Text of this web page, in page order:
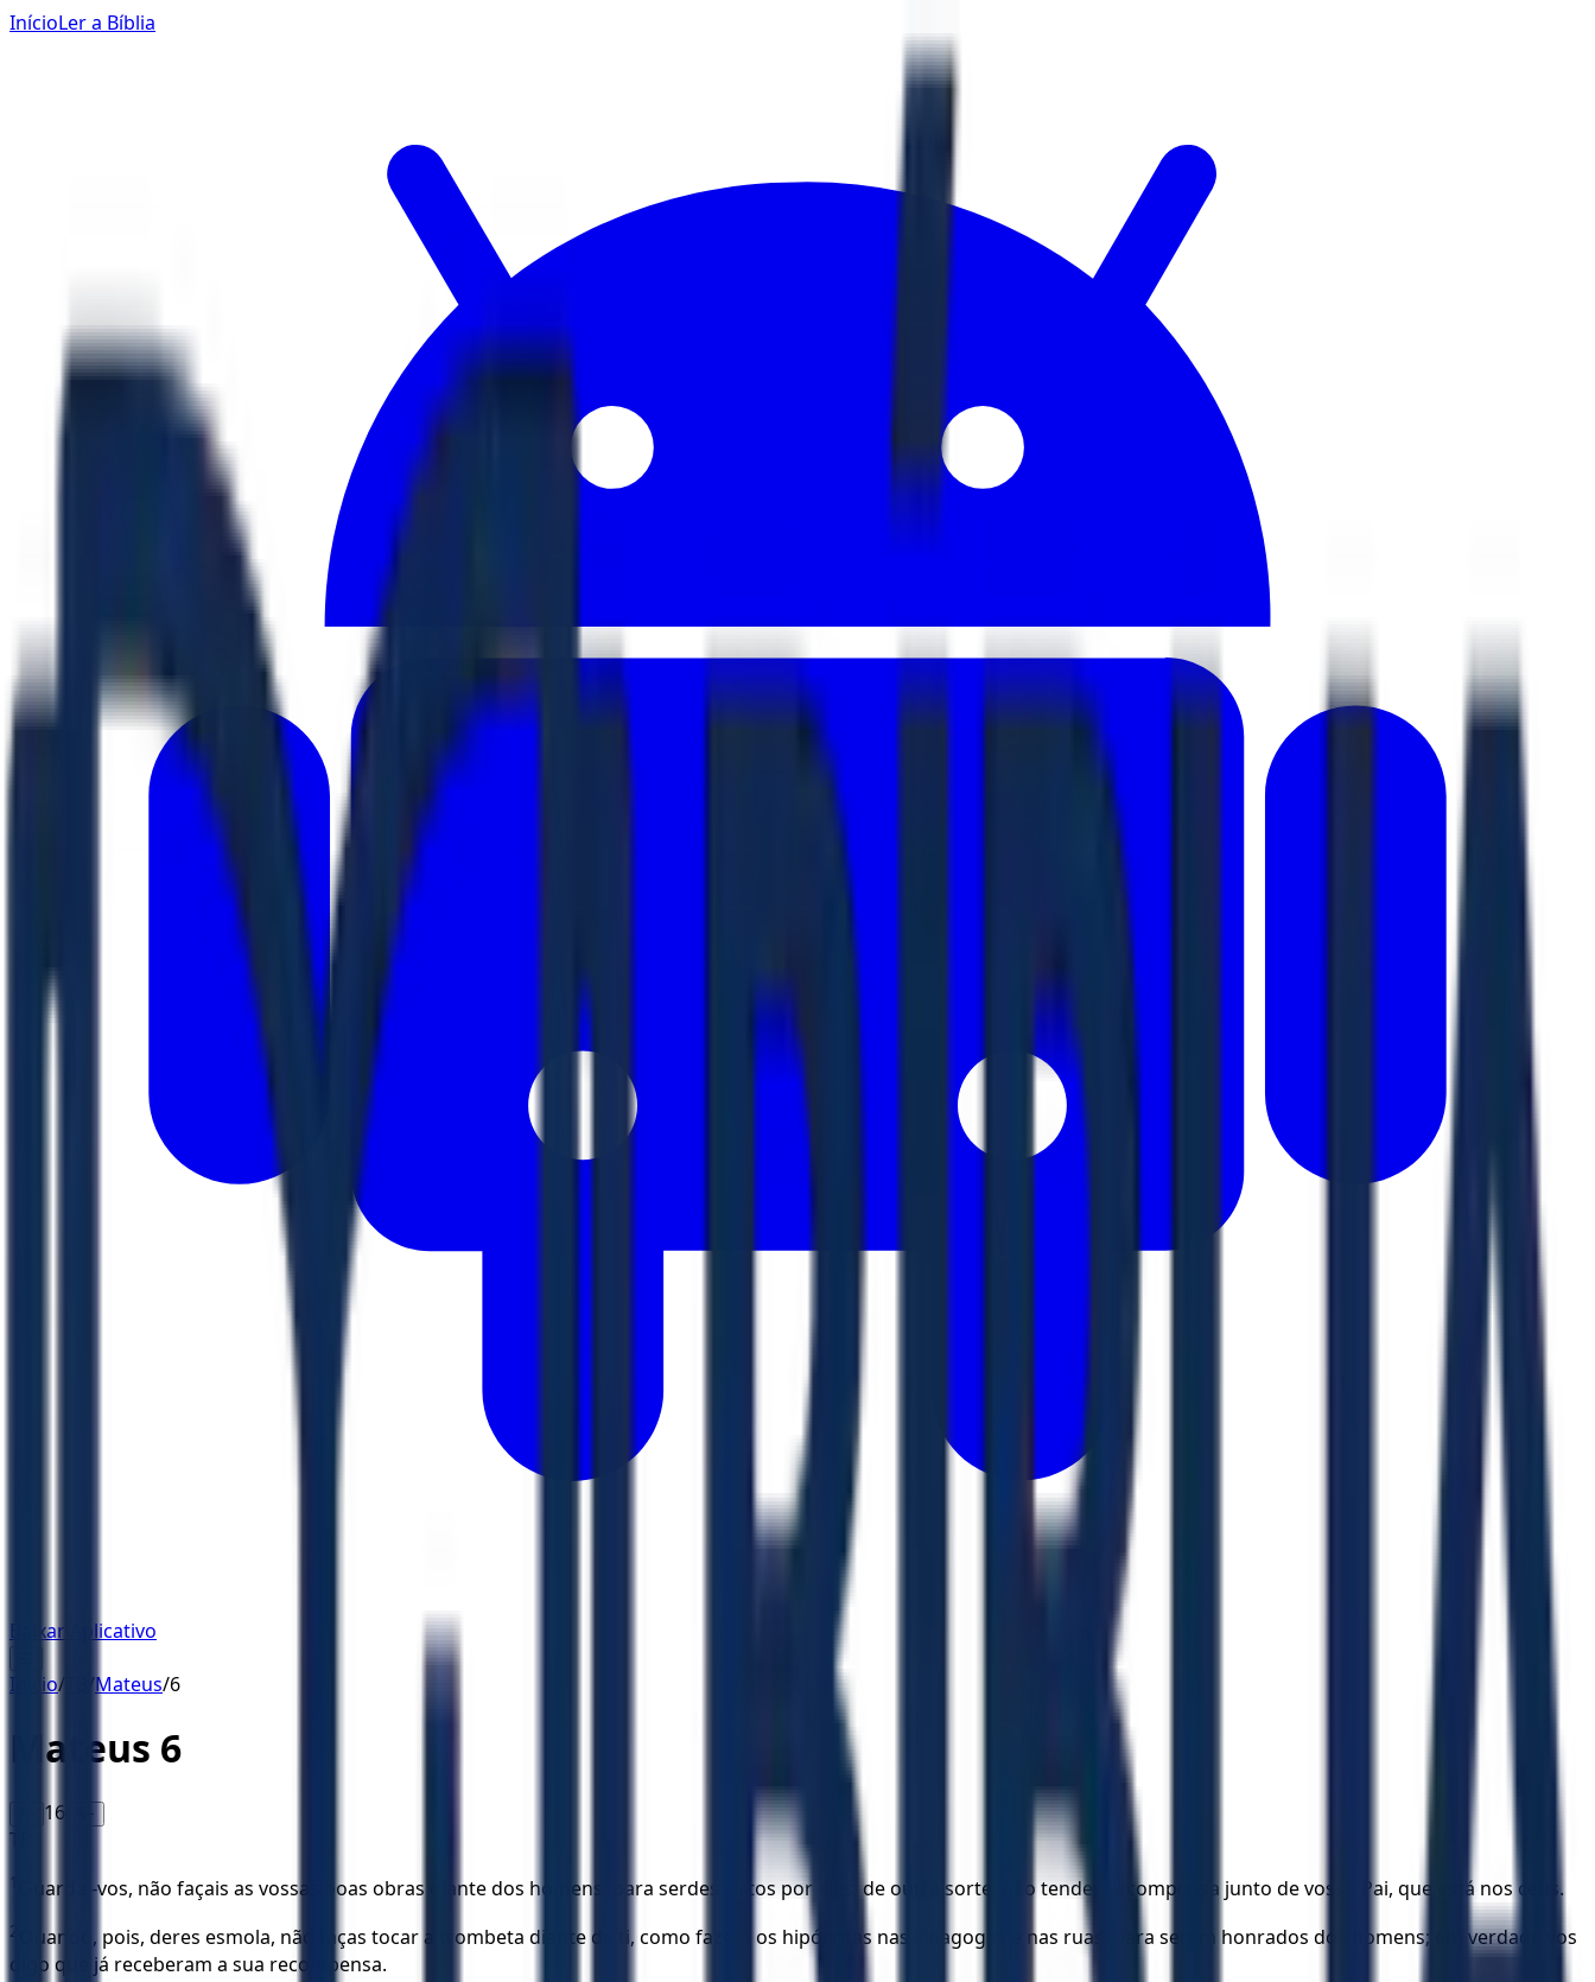
InícioLer a Bíblia
Baixar Aplicativo
Início/ /Mateus/6
Mateus 6
16 A+
TB
1 Guardai-vos, não façais as vossas boas obras diante dos homens, para serdes vistos por eles; de outra sorte, não tendes recompensa junto de vosso Pai, que está nos céus.
2
Quando, pois, deres esmola, não faças tocar a trombeta diante de ti, como fazem os hipócritas nas sinagogas e nas ruas, para serem honrados dos homens; em verdade vos
digo que já receberam a sua recompensa.